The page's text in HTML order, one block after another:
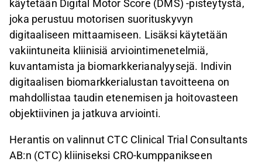
käytetään Digital Motor Score (DMS) -pisteytystä,
joka perustuu motorisen suorituskyvyn
digitaaliseen mittaamiseen. Lisäksi käytetään
vakiintuneita kliinisiä arviointimenetelmiä,
kuvantamista ja biomarkkerianalyysejä. Indivin
digitaalisen biomarkkerialustan tavoitteena on
mahdollistaa taudin etenemisen ja hoitovasteen
objektiivinen ja jatkuva arviointi.
Herantis on valinnut CTC Clinical Trial Consultants
AB:n (CTC) kliiniseksi CRO-kumppanikseen